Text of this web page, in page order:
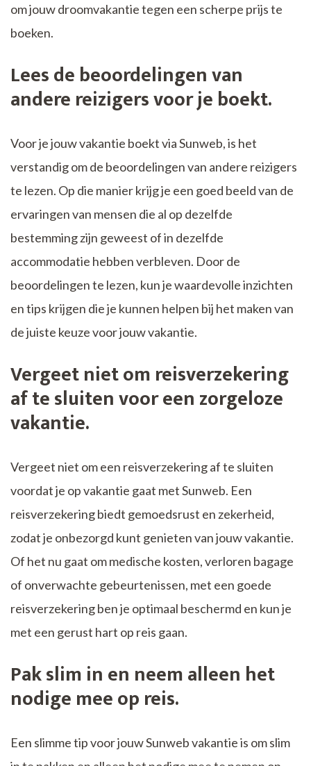
om jouw droomvakantie tegen een scherpe prijs te
boeken.
Lees de beoordelingen van
andere reizigers voor je boekt.
Voor je jouw vakantie boekt via Sunweb, is het
verstandig om de beoordelingen van andere reizigers
te lezen. Op die manier krijg je een goed beeld van de
ervaringen van mensen die al op dezelfde
bestemming zijn geweest of in dezelfde
accommodatie hebben verbleven. Door de
beoordelingen te lezen, kun je waardevolle inzichten
en tips krijgen die je kunnen helpen bij het maken van
de juiste keuze voor jouw vakantie.
Vergeet niet om reisverzekering
af te sluiten voor een zorgeloze
vakantie.
Vergeet niet om een reisverzekering af te sluiten
voordat je op vakantie gaat met Sunweb. Een
reisverzekering biedt gemoedsrust en zekerheid,
zodat je onbezorgd kunt genieten van jouw vakantie.
Of het nu gaat om medische kosten, verloren bagage
of onverwachte gebeurtenissen, met een goede
reisverzekering ben je optimaal beschermd en kun je
met een gerust hart op reis gaan.
Pak slim in en neem alleen het
nodige mee op reis.
Een slimme tip voor jouw Sunweb vakantie is om slim